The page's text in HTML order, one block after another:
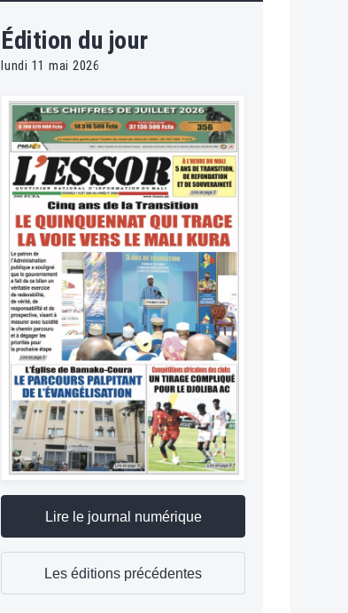
Édition du jour
lundi 11 mai 2026
Lire le journal numérique
Les éditions précédentes